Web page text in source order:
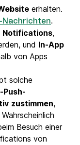
erhalten.
Nachrichten.
Notifications,
und In-App
von Apps
solche
Push-
zustimmen,
Besuch einer
von